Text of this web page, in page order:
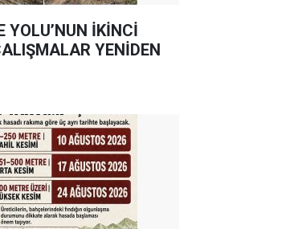
YOLU’NUN İKİNCİ
YENİDEN